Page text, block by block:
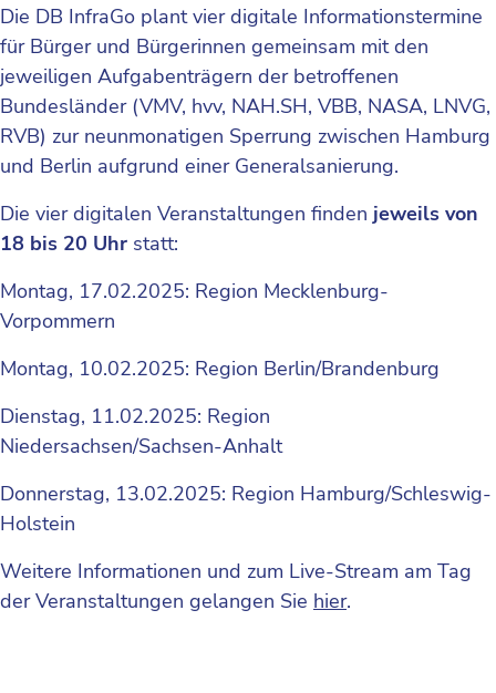
Die DB InfraGo plant vier digitale Informationstermine
für Bürger und Bürgerinnen gemeinsam mit den
jeweiligen Aufgabenträgern der betroffenen
Bundesländer (VMV, hvv, NAH.SH, VBB, NASA, LNVG,
RVB) zur neunmonatigen Sperrung zwischen Hamburg
und Berlin aufgrund einer Generalsanierung.
Die vier digitalen Veranstaltungen finden jeweils von
18 bis 20 Uhr statt:
Montag, 17.02.2025: Region Mecklenburg-
Vorpommern
Montag, 10.02.2025: Region Berlin/Brandenburg
Dienstag, 11.02.2025: Region
Niedersachsen/Sachsen-Anhalt
Donnerstag, 13.02.2025: Region Hamburg/Schleswig-
Holstein
Weitere Informationen und zum Live-Stream am Tag
der Veranstaltungen gelangen Sie hier.